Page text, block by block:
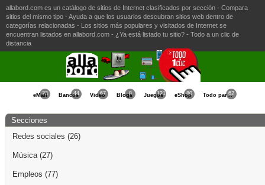
allabord.com es un catálogo de sitios de Internet clasificados por sección - Compara
sitios del mismo tipo - Ayuda a que los usuarios descubran sitios web dentro de
categorías relacionadas - Los sitios más populares y visitados de Internet se
encuentran listados en allabord.com - ¿Ya está listado tu sitio? - Todo a un clic de
distancia
eMail
23 Bancos
44 Video
67 Blogs
8 Juegos
121 eShop
80 Todo para la Mujer
62
Secciones
Redes sociales (26)
Música(27)
Empleos (77)